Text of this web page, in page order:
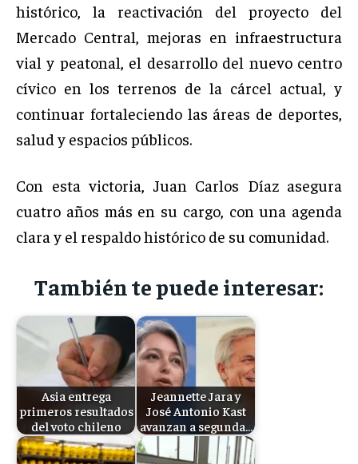
histórico, la reactivación del proyecto del
Mercado Central, mejoras en infraestructura
vial y peatonal, el desarrollo del nuevo centro
cívico en los terrenos de la cárcel actual, y
continuar fortaleciendo las áreas de deportes,
salud y espacios públicos.
Con esta victoria, Juan Carlos Díaz asegura
cuatro años más en su cargo, con una agenda
clara y el respaldo histórico de su comunidad.
También te puede interesar:
Asia entrega
primeros resultados
del voto chileno
Jeannette Jara y
José Antonio Kast
avanzan a segunda…